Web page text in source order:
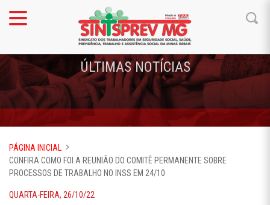
ÚLTIMAS NOTÍCIAS
PÁGINA INICIAL
CONFIRA COMO FOI A REUNIÃO DO COMITÊ PERMANENTE SOBRE
PROCESSOS DE TRABALHO NO INSS EM 24/10
QUARTA-FEIRA, 26/10/22